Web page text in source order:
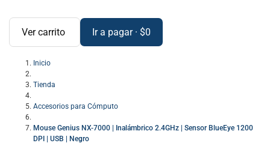
Ver carrito Ir a pagar · $0
Inicio
Tienda
Accesorios para Cómputo
Mouse Genius NX-7000 | Inalámbrico 2.4GHz | Sensor BlueEye 1200
DPI | USB | Negro